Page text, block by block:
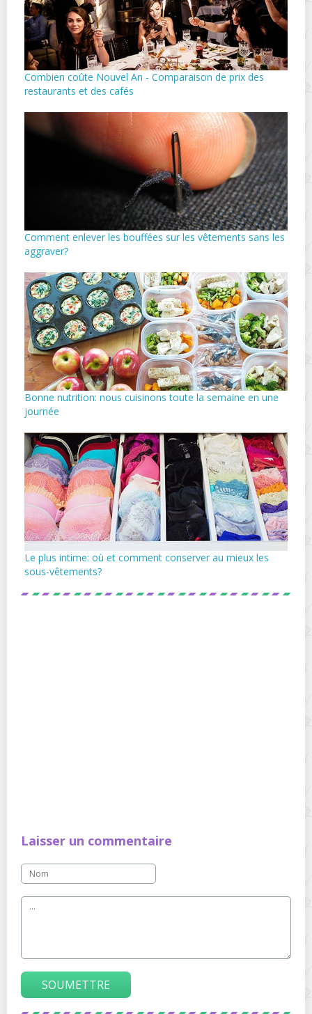
Combien coûte Nouvel An - Comparaison de prix des
restaurants et des cafés
Comment enlever les bouffées sur les vêtements sans les
aggraver?
Bonne nutrition: nous cuisinons toute la semaine en une
journée
Le plus intime: où et comment conserver au mieux les
sous-vêtements?
Laisser un commentaire
SOUMETTRE